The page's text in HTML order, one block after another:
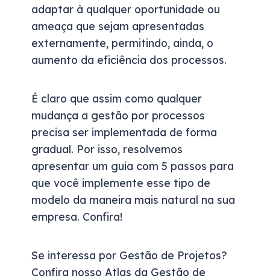
adaptar à qualquer oportunidade ou
ameaça que sejam apresentadas
externamente, permitindo, ainda, o
aumento da eficiência dos processos.
É claro que assim como qualquer
mudança a gestão por processos
precisa ser implementada de forma
gradual. Por isso, resolvemos
apresentar um guia com 5 passos para
que você implemente esse tipo de
modelo da maneira mais natural na sua
empresa. Confira!
Se interessa por Gestão de Projetos?
Confira nosso Atlas da Gestão de